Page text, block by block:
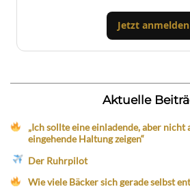
Jetzt anmelden
Aktuelle
„Ich sollte eine einladende, aber
eingehende Haltung zeigen“
Der Ruhrpilot
Wie viele Bäcker sich gerade selbst